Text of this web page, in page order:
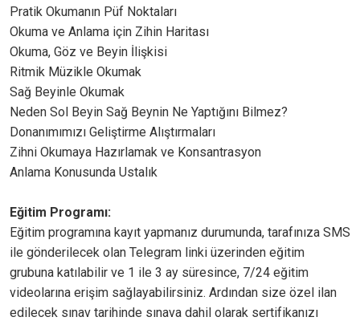
Pratik Okumanın Püf Noktaları
Okuma ve Anlama için Zihin Haritası
Okuma, Göz ve Beyin İlişkisi
Ritmik Müzikle Okumak
Sağ Beyinle Okumak
Neden Sol Beyin Sağ Beynin Ne Yaptığını Bilmez?
Donanımımızı Geliştirme Alıştırmaları
Zihni Okumaya Hazırlamak ve Konsantrasyon
Anlama Konusunda Ustalık
Eğitim Programı:
Eğitim programına kayıt yapmanız durumunda, tarafınıza SMS
ile gönderilecek olan Telegram linki üzerinden eğitim
grubuna katılabilir ve 1 ile 3 ay süresince, 7/24 eğitim
videolarına erişim sağlayabilirsiniz. Ardından size özel ilan
edilecek sınav tarihinde sınava dahil olarak sertifikanızı